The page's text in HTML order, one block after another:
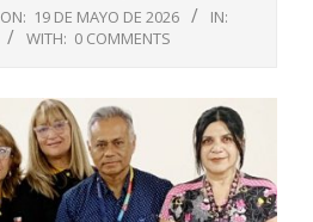
ON: 19 DE MAYO DE 2026
IN:
WITH: 0 COMMENTS